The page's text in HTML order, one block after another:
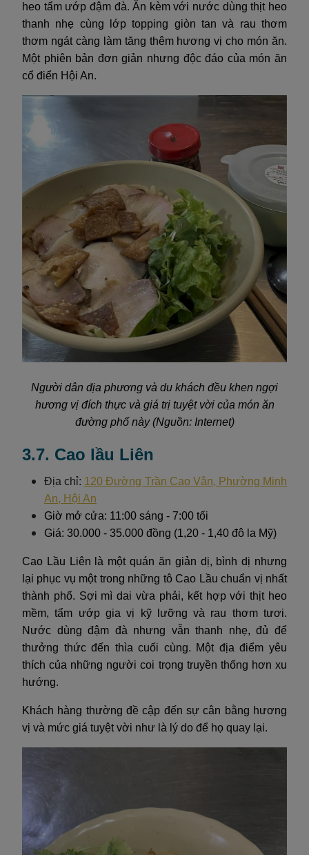
heo tẩm ướp đậm đà. Ăn kèm với nước dùng thịt heo
thanh nhẹ cùng lớp topping giòn tan và rau thơm
thơm ngát càng làm tăng thêm hương vị cho món ăn.
Một phiên bản đơn giản nhưng độc đáo của món ăn
cổ điển Hội An.
Người dân địa phương và du khách đều khen ngợi
hương vị đích thực và giá trị tuyệt vời của món ăn
đường phố này (Nguồn: Internet)
3.7. Cao lầu Liên
Địa chỉ: 120 Đường Trần Cao Vân, Phường Minh
An, Hội An
Giờ mở cửa: 11:00 sáng - 7:00 tối
Giá: 30.000 - 35.000 đồng (1,20 - 1,40 đô la Mỹ)
Cao Lầu Liên là một quán ăn giản dị, bình dị nhưng
lại phục vụ một trong những tô Cao Lầu chuẩn vị nhất
thành phố. Sợi mì dai vừa phải, kết hợp với thịt heo
mềm, tẩm ướp gia vị kỹ lưỡng và rau thơm tươi.
Nước dùng đậm đà nhưng vẫn thanh nhẹ, đủ để
thưởng thức đến thìa cuối cùng. Một địa điểm yêu
thích của những người coi trọng truyền thống hơn xu
hướng.
Khách hàng thường đề cập đến sự cân bằng hương
vị và mức giá tuyệt vời như là lý do để họ quay lại.